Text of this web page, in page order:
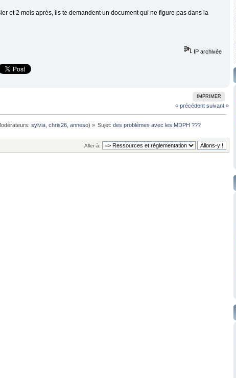
et 2 mois après, ils te demandent un document qui ne figure pas dans la
IP archivée
IMPRIMER
« précédent suivant »
sylvia, chris26, anneso) » Sujet:des problèmes avec les MDPH ???
Aller à: